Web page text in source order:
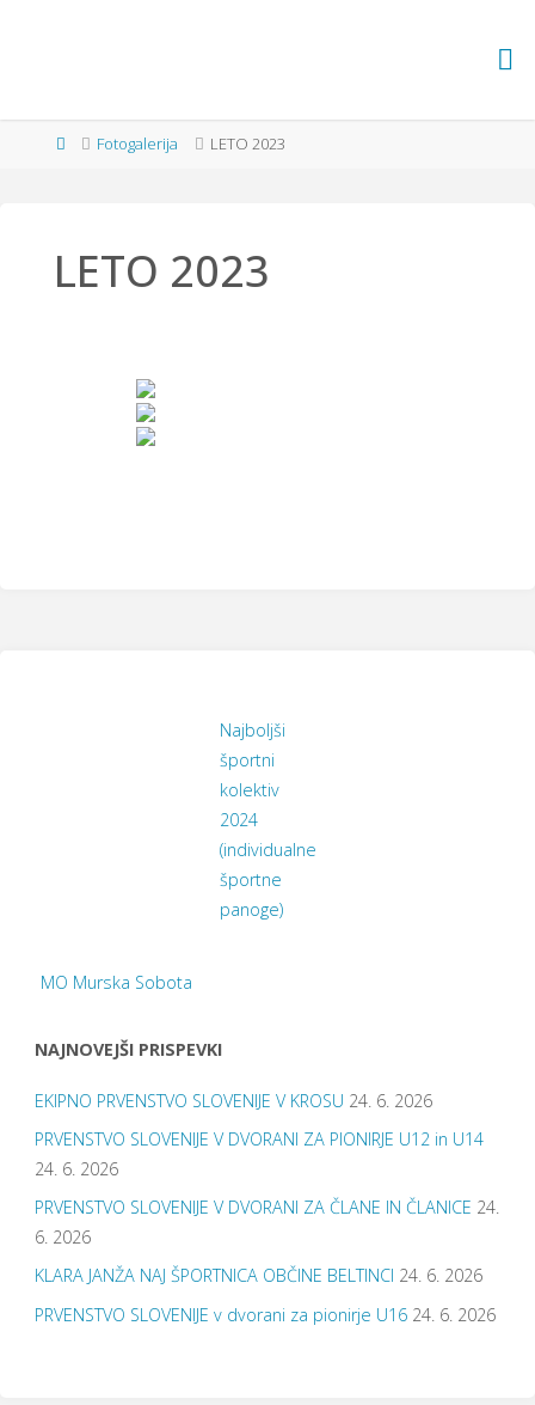
KLUB
POMURJEHomeFotogalerija LETO 2023
LETO 2023
Najboljši
športni
kolektiv
2024
(individualne
športne
panoge)
MO Murska Sobota
NAJNOVEJŠI PRISPEVKI
EKIPNO PRVENSTVO SLOVENIJE V KROSU 24. 6. 2026
PRVENSTVO SLOVENIJE V DVORANI ZA PIONIRJE U12 in U14
24. 6. 2026
PRVENSTVO SLOVENIJE V DVORANI ZA ČLANE IN ČLANICE 24.
6. 2026
KLARA JANŽA NAJ ŠPORTNICA OBČINE BELTINCI 24. 6. 2026
PRVENSTVO SLOVENIJE v dvorani za pionirje U16 24. 6. 2026